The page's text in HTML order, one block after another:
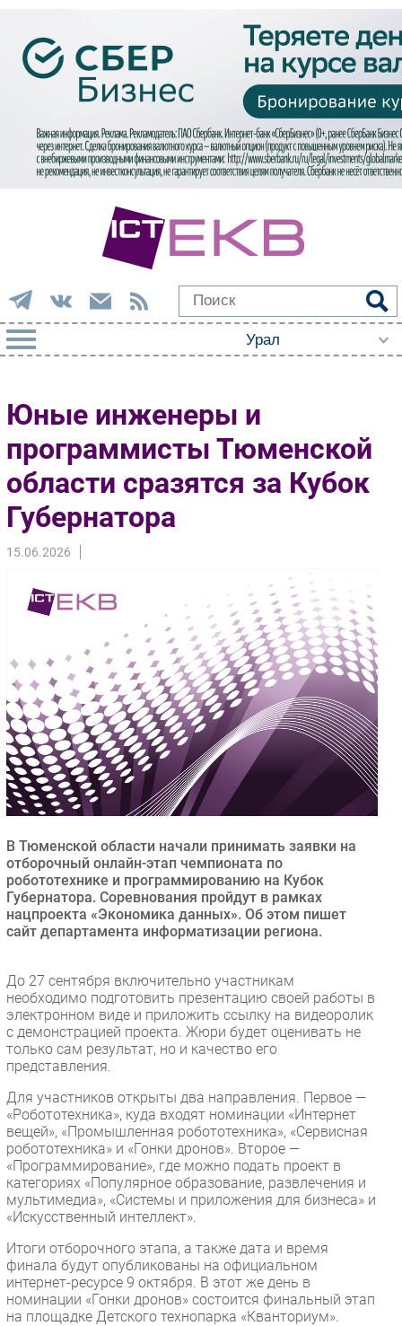
Импорто­замещение
Автоматизация Промышленности
Интернет
Мобильная связь
Фиксированная связь
Интеграция
Маркетинг
Оборудование
ПО
Outsourcing
Кадры
Регулирование
Финансы
Web
Инновации
CIO/Управление ИТ
Гаджеты
Здоровье
РАЗДЕЛЫ
Новости
Аналитика
Интервью
Мероприятия
Проекты
IT класс
Тестовый стенд
Каталог компаний
Юные инженеры и
программисты Тюменской
области сразятся за Кубок
Губернатора
15.06.2026
В Тюменской области начали принимать заявки на
отборочный онлайн-этап чемпионата по
робототехнике и программированию на Кубок
Губернатора. Соревнования пройдут в рамках
нацпроекта «Экономика данных». Об этом пишет
сайт департамента информатизации региона.
До 27 сентября включительно участникам
необходимо подготовить презентацию своей работы в
электронном виде и приложить ссылку на видеоролик
с демонстрацией проекта. Жюри будет оценивать не
только сам результат, но и качество его
представления.
Для участников открыты два направления. Первое —
«Робототехника», куда входят номинации «Интернет
вещей», «Промышленная робототехника», «Сервисная
робототехника» и «Гонки дронов». Второе —
«Программирование», где можно подать проект в
категориях «Популярное образование, развлечения и
мультимедиа», «Системы и приложения для бизнеса» и
«Искусственный интеллект».
Итоги отборочного этапа, а также дата и время
финала будут опубликованы на официальном
интернет-ресурсе 9 октября. В этот же день в
номинации «Гонки дронов» состоится финальный этап
на площадке Детского технопарка «Кванториум».